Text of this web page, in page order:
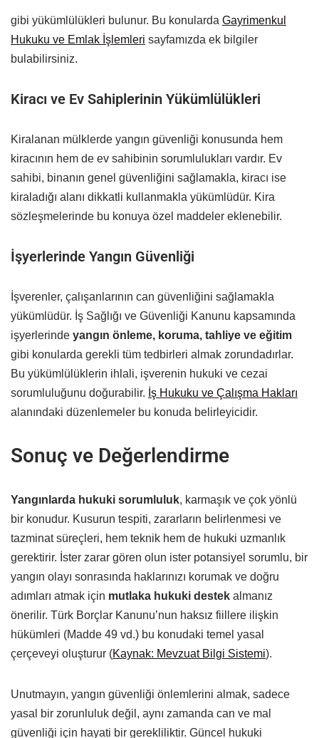
gibi yükümlülükleri bulunur. Bu konularda Gayrimenkul
Hukuku ve Emlak İşlemleri sayfamızda ek bilgiler
bulabilirsiniz.
Kiracı ve Ev Sahiplerinin Yükümlülükleri
Kiralanan mülklerde yangın güvenliği konusunda hem
kiracının hem de ev sahibinin sorumlulukları vardır. Ev
sahibi, binanın genel güvenliğini sağlamakla, kiracı ise
kiraladığı alanı dikkatli kullanmakla yükümlüdür. Kira
sözleşmelerinde bu konuya özel maddeler eklenebilir.
İşyerlerinde Yangın Güvenliği
İşverenler, çalışanlarının can güvenliğini sağlamakla
yükümlüdür. İş Sağlığı ve Güvenliği Kanunu kapsamında
işyerlerinde yangın önleme, koruma, tahliye ve eğitim
gibi konularda gerekli tüm tedbirleri almak zorundadırlar.
Bu yükümlülüklerin ihlali, işverenin hukuki ve cezai
sorumluluğunu doğurabilir. İş Hukuku ve Çalışma Hakları
alanındaki düzenlemeler bu konuda belirleyicidir.
Sonuç ve Değerlendirme
Yangınlarda hukuki sorumluluk, karmaşık ve çok yönlü
bir konudur. Kusurun tespiti, zararların belirlenmesi ve
tazminat süreçleri, hem teknik hem de hukuki uzmanlık
gerektirir. İster zarar gören olun ister potansiyel sorumlu, bir
yangın olayı sonrasında haklarınızı korumak ve doğru
adımları atmak için mutlaka hukuki destek almanız
önerilir. Türk Borçlar Kanunu’nun haksız fiillere ilişkin
hükümleri (Madde 49 vd.) bu konudaki temel yasal
çerçeveyi oluşturur (Kaynak: Mevzuat Bilgi Sistemi).
Unutmayın, yangın güvenliği önlemlerini almak, sadece
yasal bir zorunluluk değil, aynı zamanda can ve mal
güvenliği için hayati bir gerekliliktir. Güncel hukuki